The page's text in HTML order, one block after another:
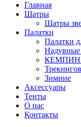
Главная
Шатры
Шатры
Палатки
Палатки
Надувные
Зимние
Аксессуары
Тенты
О нас
Контакты